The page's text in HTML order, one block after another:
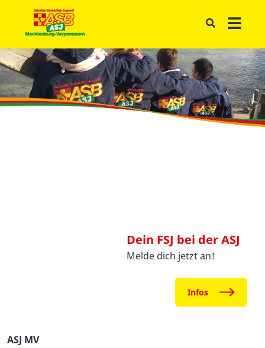
Dein FSJ bei der ASJ
Melde dich jetzt an!
Infos
ASJ MV